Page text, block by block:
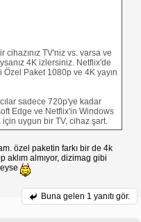
TV'niz vs. varsa ve
4K izlersiniz. Netflix'de
Paket 1080p ve 4K yayın
sadece 720p'ye kadar
Edge ve Netflix'in Windows
uygun bir TV, cihaz şart.
özel paketin farkı bir de 4k
aklım almıyor, dizimag gibi
Buna gelen 1 yanıtı gör.